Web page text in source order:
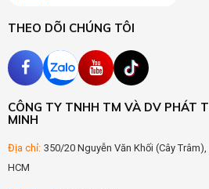
THEO DÕI CHÚNG TÔI
CÔNG TY TNHH TM VÀ DV PHÁT
MINH
Địa chỉ: 350/20 Nguyễn Văn Khối (Cây Trâm),
HCM